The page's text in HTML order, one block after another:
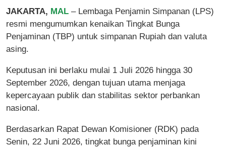
JAKARTA, MAL – Lembaga Penjamin Simpanan (LPS)
resmi mengumumkan kenaikan Tingkat Bunga
Penjaminan (TBP) untuk simpanan Rupiah dan valuta
asing.
Keputusan ini berlaku mulai 1 Juli 2026 hingga 30
September 2026, dengan tujuan utama menjaga
kepercayaan publik dan stabilitas sektor perbankan
nasional.
Berdasarkan Rapat Dewan Komisioner (RDK) pada
Senin, 22 Juni 2026, tingkat bunga penjaminan kini